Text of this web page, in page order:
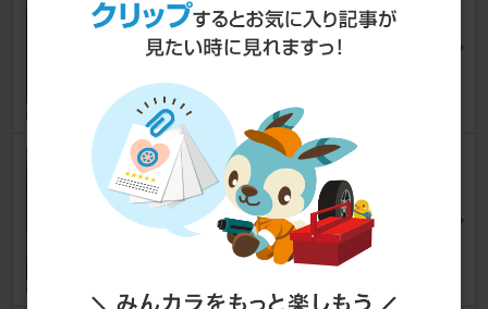
R17
159 (セダン) [初代]
NANKANG AW-1 215/55R16
159 (セダン) [初代]
hug********さん
5
1